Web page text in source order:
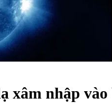
xâm nhập